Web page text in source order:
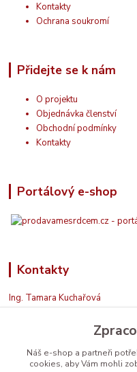
Kontakty
Ochrana soukromí
Přidejte se k nám
O projektu
Objednávka členství
Obchodní podmínky
Kontakty
Portálový e-shop
Kontakty
Ing. Tamara Kuchařová
+420 774 687 150
Jsem na příjmu. Když nemohu,
info@prodavamesrdcem.cz
Náš e-shop a partneři
cookies, aby Vám mohli